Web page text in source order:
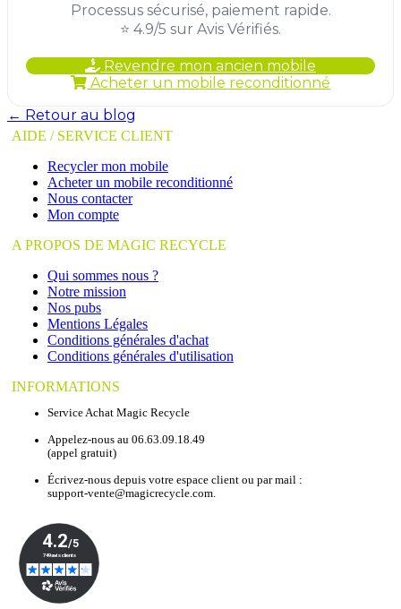
Processus sécurisé, paiement rapide.
⭐ 4.9/5 sur Avis Vérifiés.
Revendre mon ancien mobile
Acheter un mobile reconditionné
← Retour au blog
AIDE / SERVICE CLIENT
Recycler mon mobile
Acheter un mobile reconditionné
Nous contacter
Mon compte
A PROPOS DE MAGIC RECYCLE
Qui sommes nous ?
Notre mission
Nos pubs
Mentions Légales
Conditions générales d'achat
Conditions générales d'utilisation
INFORMATIONS
Service Achat Magic Recycle
Appelez-nous au 06.63.09.18.49
(appel gratuit)
Écrivez-nous depuis votre espace client ou par mail :
support-vente@magicrecycle.com.